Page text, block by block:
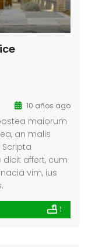
10 años ago
maiorum
an malis
dicit affert, cum
vim, ius
1